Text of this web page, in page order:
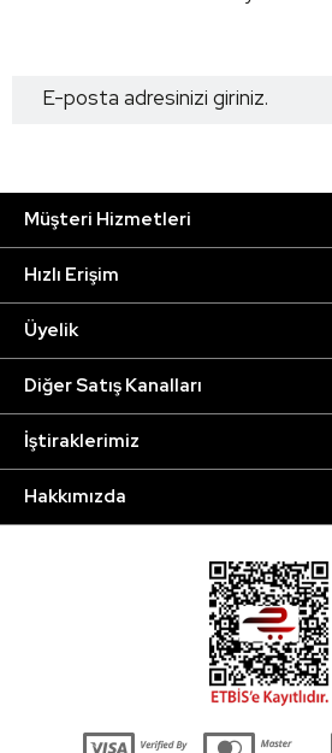
Müşteri Hizmetleri
Hızlı Erişim
Üyelik
Diğer Satış Kanalları
İştiraklerimiz
Hakkımızda